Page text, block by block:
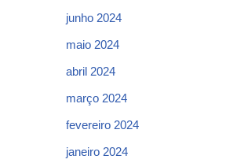
junho 2024
maio 2024
abril 2024
março 2024
fevereiro 2024
janeiro 2024